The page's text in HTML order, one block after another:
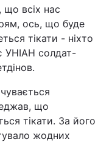
що всіх нас
ось, що буде
тікати - ніхто
УНІАН солдат-
що
тікати. За його
жодних